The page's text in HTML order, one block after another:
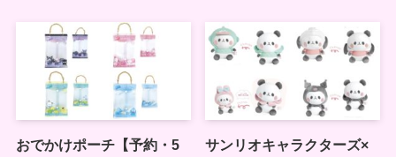
おでかけポーチ【予約・5
サンリオキャラクターズ×